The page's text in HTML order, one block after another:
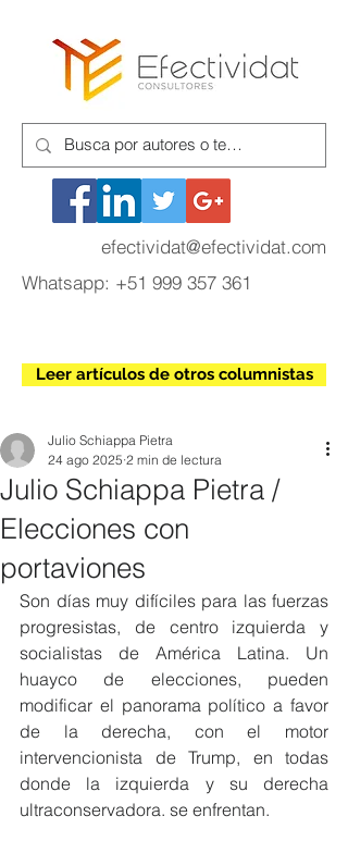
efectividat@efectividat.com
Whatsapp: +51 999 357 361
Leer artículos de otros columnistas
Julio Schiappa Pietra /
Elecciones con
portaviones
Julio Schiappa Pietra
24 ago 2025 2 min de lectura
Son días muy difíciles para las fuerzas
progresistas, de centro izquierda y
socialistas de América Latina. Un
huayco de elecciones, pueden
modificar el panorama político a favor
de la derecha, con el motor
intervencionista de Trump, en todas
donde la izquierda y su derecha
ultraconservadora. se enfrentan.